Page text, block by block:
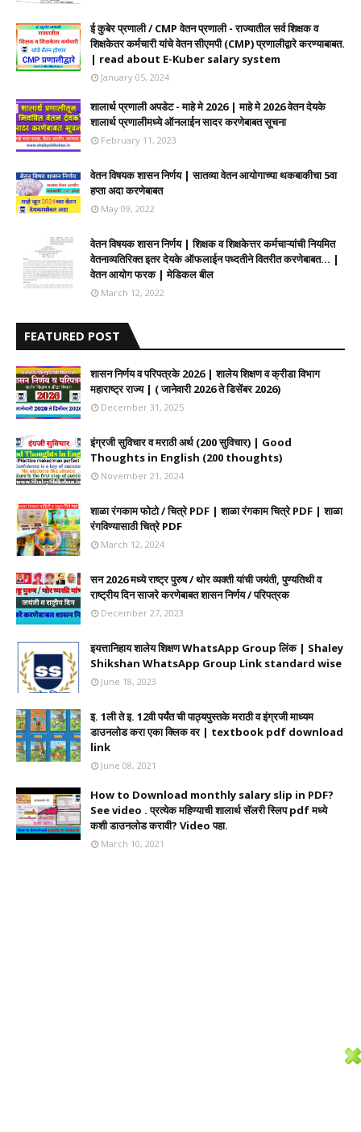
ई कुबेर प्रणाली / CMP वेतन प्रणाली - राज्यातील सर्व शिक्षक व
शिक्षकेतर कर्मचारी यांचे वेतन सीएमपी (CMP) प्रणालीद्वारे करण्याबाबत.
| read about E-Kuber salary system
January 05, 2024
शालार्थ प्रणाली अपडेट - माहे मे 2026 | माहे मे 2026 वेतन देयके
शालार्थ प्रणालीमध्ये ऑनलाईन सादर करणेबाबत सूचना
February 11, 2023
वेतन विषयक शासन निर्णय | सातव्या वेतन आयोगाच्या थकबाकीचा 5वा
हप्ता अदा करणेबाबत
May 09, 2022
वेतन विषयक शासन निर्णय | शिक्षक व शिक्षकेत्तर कर्मचाऱ्यांची नियमित
वेतनाव्यतिरिक्त इतर देयके ऑफलाईन पध्दतीने वितरीत करणेबाबत... |
वेतन आयोग फरक | मेडिकल बील
March 12, 2022
FEATURED POST
शासन निर्णय व परिपत्रके 2026 | शालेय शिक्षण व क्रीडा विभाग
महाराष्ट्र राज्य | ( जानेवारी 2026 ते डिसेंबर 2026)
December 31, 2025
इंग्रजी सुविचार व मराठी अर्थ (200 सुविचार) | Good
Thoughts in English (200 thoughts)
November 21, 2024
शाळा रंगकाम फोटो / चित्रे PDF | शाळा रंगकाम चित्रे PDF | शाळा
रंगविण्यासाठी चित्रे PDF
March 12, 2024
सन 2026 मध्ये राष्ट्र पुरुष / थोर व्यक्ती यांची जयंती, पुण्यतिथी व
राष्ट्रीय दिन साजरे करणेबाबत शासन निर्णय / परिपत्रक
December 27, 2023
इयत्तानिहाय शालेय शिक्षण WhatsApp Group लिंक | Shaley
Shikshan WhatsApp Group Link standard wise
June 18, 2023
इ. 1ली ते इ. 12वी पर्यंत ची पाठ्यपुस्तके मराठी व इंग्रजी माध्यम
डाउनलोड करा एका क्लिक वर | textbook pdf download
link
June 08, 2021
How to Download monthly salary slip in PDF?
See video . प्रत्येक महिण्याची शालार्थ सॅलरी स्लिप pdf मध्ये
कशी डाउनलोड करावी? Video पहा.
March 10, 2021